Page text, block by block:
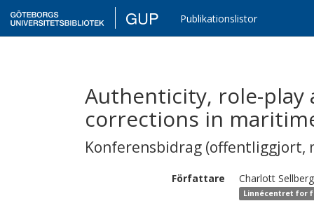
GUP Publikationslistor
Authenticity, role-play
corrections in
Konferensbidrag (offentliggjort,
Författare Charlott Sellberg
Linnécentret for